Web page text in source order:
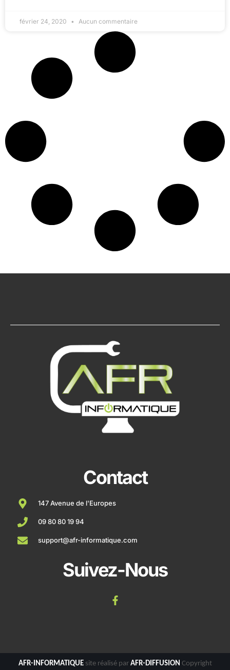
février 24, 2020 Aucun commentaire
Contact
147 Avenue de l'Europes
09 80 80 19 94
support@afr-informatique.com
Suivez-Nous
AFR-INFORMATIQUEsite réalisé par AFR-DIFFUSION Copyright